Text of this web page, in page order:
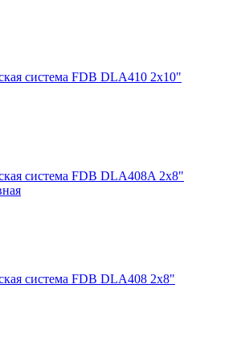
система FDB DLA410 2x10"
система FDB DLA408A 2x8"
система FDB DLA408 2x8"